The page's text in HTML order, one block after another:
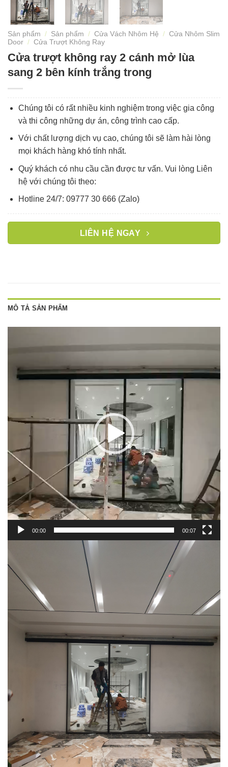
Sản phẩm / Sản phẩm / Cửa Vách Nhôm Hệ / Cửa Nhôm Slim
Door / Cửa Trượt Không Ray
Cửa trượt không ray 2 cánh mở lùa
sang 2 bên kính trắng trong
Chúng tôi có rất nhiều kinh nghiệm trong việc gia công
và thi công những dự án, công trình cao cấp.
Với chất lượng dịch vụ cao, chúng tôi sẽ làm hài lòng
mọi khách hàng khó tính nhất.
Quý khách có nhu cầu cần được tư vấn. Vui lòng Liên
hệ với chúng tôi theo:
Hotline 24/7: 09777 30 666 (Zalo)
LIÊN HỆ NGAY
MÔ TẢ SẢN PHẨM
00:00 00:07